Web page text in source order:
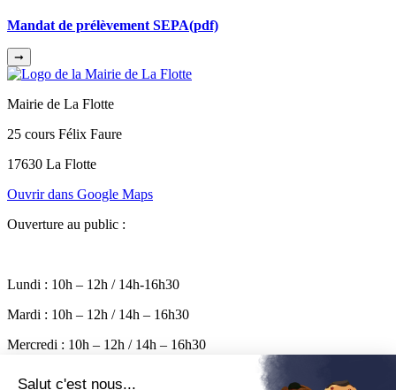
Mandat de prélèvement SEPA(pdf)
➞
Mairie de La Flotte
25 cours Félix Faure
17630 La Flotte
Ouvrir dans Google Maps
Ouverture au public :
Lundi : 10h – 12h / 14h-16h30
Mardi : 10h – 12h / 14h – 16h30
Mercredi : 10h – 12h / 14h – 16h30